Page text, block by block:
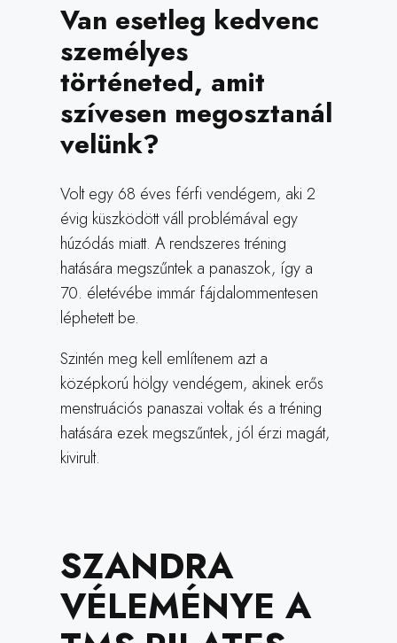
Van esetleg kedvenc
személyes
történeted, amit
szívesen megosztanál
velünk?
Volt egy 68 éves férfi vendégem, aki 2
évig küszködött váll problémával egy
húzódás miatt. A rendszeres tréning
hatására megszűntek a panaszok, így a
70. életévébe immár fájdalommentesen
léphetett be.
Szintén meg kell említenem azt a
középkorú hölgy vendégem, akinek erős
menstruációs panaszai voltak és a tréning
hatására ezek megszűntek, jól érzi magát,
kivirult.
SZANDRA
VÉLEMÉNYE A